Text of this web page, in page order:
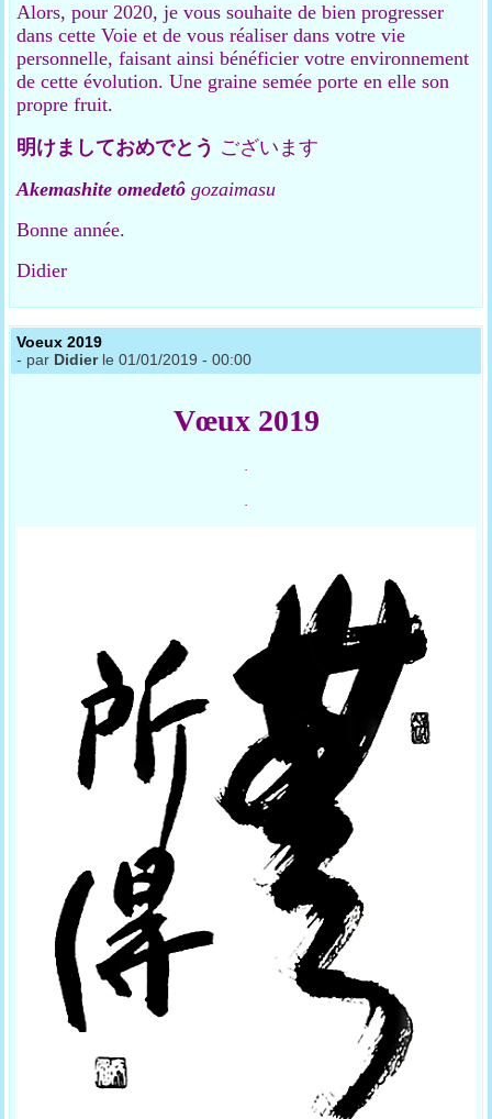
Alors, pour 2020, je vous souhaite de bien progresser
dans cette Voie et de vous réaliser dans votre vie
personnelle, faisant ainsi bénéficier votre environnement
de cette évolution. Une graine semée porte en elle son
propre fruit.
明けましておめでとう ございます
Akemashite omedetô gozaimasu
Bonne année.
Didier
Voeux 2019
- par Didierle 01/01/2019 - 00:00
Vœux 2019
.
.